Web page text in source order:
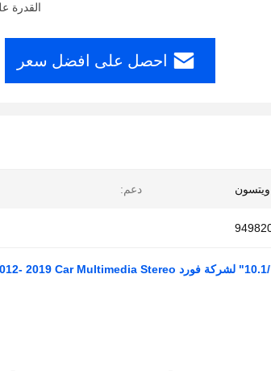
القدرة على
احصل على افضل سعر
ويتسون دعم: